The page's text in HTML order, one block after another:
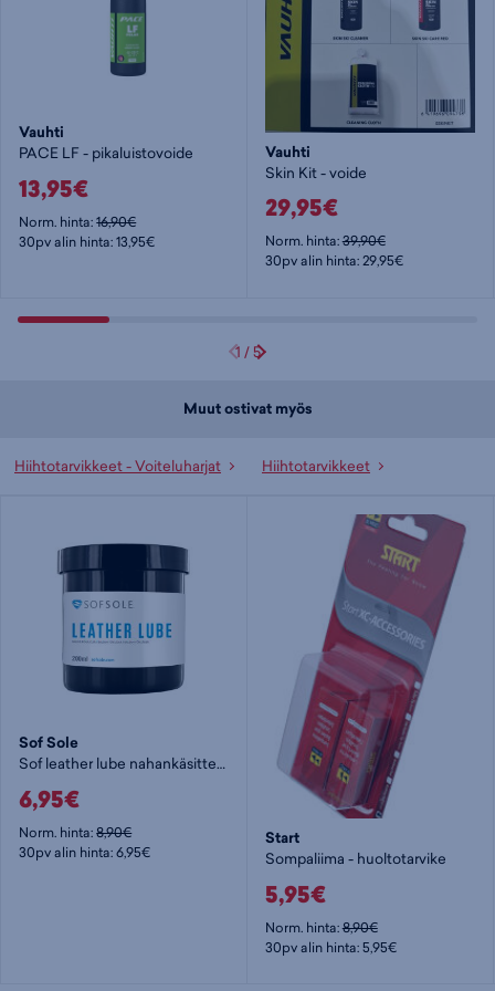
Vauhti
PACE LF - pikaluistovoide
13,95€
Norm. hinta:16,90€
30pv alin hinta: 13,95€
Vauhti
Skin Kit - voide
29,95€
Norm. hinta:39,90€
30pv alin hinta: 29,95€
1 /5
Muut ostivat myös
Hiihtotarvikkeet - Voiteluharjat Hiihtotarvikkeet
Sof Sole
Sof leather lube nahankäsittelyaine - huoltotarvike
6,95€
Norm. hinta:8,90€
30pv alin hinta: 6,95€
Start
Sompaliima - huoltotarvike
5,95€
Norm. hinta:8,90€
30pv alin hinta: 5,95€